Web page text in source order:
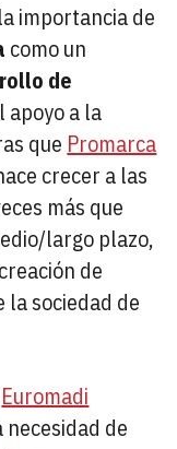
importancia de
como un
de
apoyo a la
que Promarca
crecer a las
más que
largo plazo,
de
sociedad de
Euromadi
necesidad de